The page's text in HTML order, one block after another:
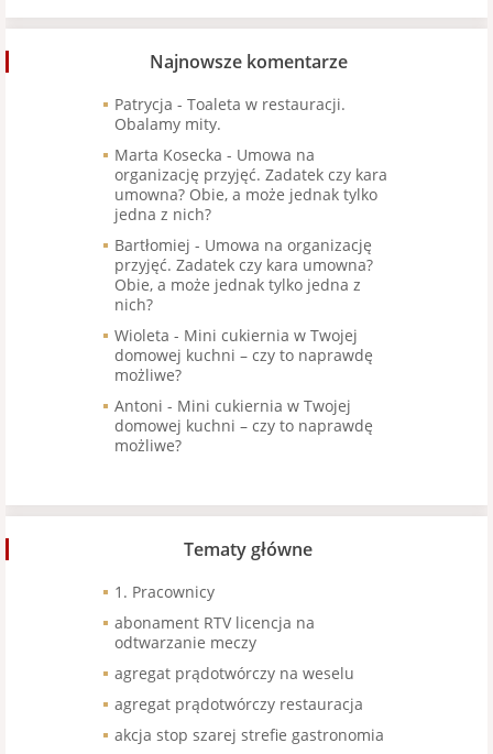
Najnowsze komentarze
Patrycja - Toaleta w restauracji.
Obalamy mity.
Marta Kosecka - Umowa na
organizację przyjęć. Zadatek czy kara
umowna? Obie, a może jednak tylko
jedna z nich?
Bartłomiej - Umowa na organizację
przyjęć. Zadatek czy kara umowna?
Obie, a może jednak tylko jedna z
nich?
Wioleta - Mini cukiernia w Twojej
domowej kuchni – czy to naprawdę
możliwe?
Antoni - Mini cukiernia w Twojej
domowej kuchni – czy to naprawdę
możliwe?
Tematy główne
1. Pracownicy
abonament RTV licencja na
odtwarzanie meczy
agregat prądotwórczy na weselu
agregat prądotwórczy restauracja
akcja stop szarej strefie gastronomia